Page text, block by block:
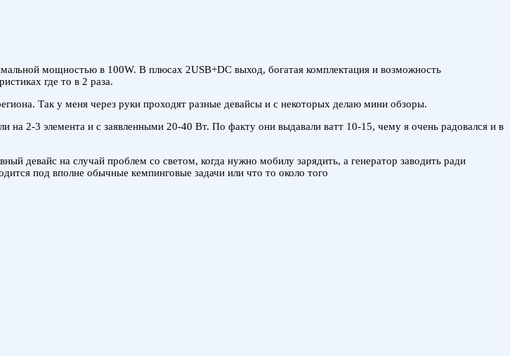
мощностью в 100W. В плюсах 2USB+DC выход, богатая комплектация и возможность
где то в 2 раза.
Так у меня через руки проходят разные девайсы и с некоторых делаю мини обзоры.
на 2-3 элемента и с заявленными 20-40 Вт. По факту они выдавали ватт 10-15, чему я очень радовался и в
девайс на случай проблем со светом, когда нужно мобилу зарядить, а генератор заводить ради
под вполне обычные кемпинговые задачи или что то около того